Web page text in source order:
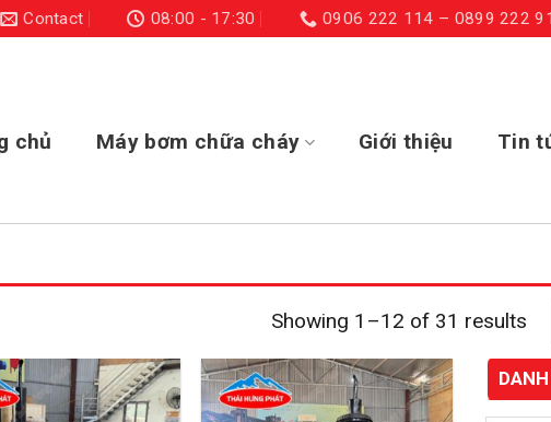
Contact 08:00 - 17:30 0906 222 114 – 0899 222
chủ Máy bơm chữa cháy Giới thiệu Tin
Showing 1–12 of 31 results